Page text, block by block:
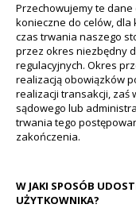
Przechowujemy te dane
konieczne do celów, dla
czas trwania naszego
przez okres niezbędny
regulacyjnych. Okres
realizacją obowiązków
realizacji transakcji, zaś
sądowego lub
trwania tego
zakończenia.
W JAKI SPOSÓB
UŻYTKOWNIKA?